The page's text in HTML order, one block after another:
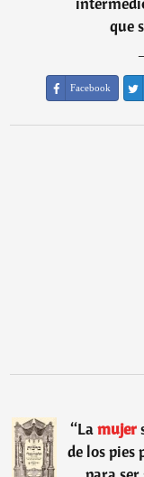
que
Facebook
“Lamujer
de los pies